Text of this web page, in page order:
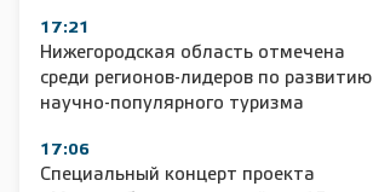
17:21
Нижегородская область отмечена
среди регионов-лидеров по развитию
научно-популярного туризма
17:06
Специальный концерт проекта